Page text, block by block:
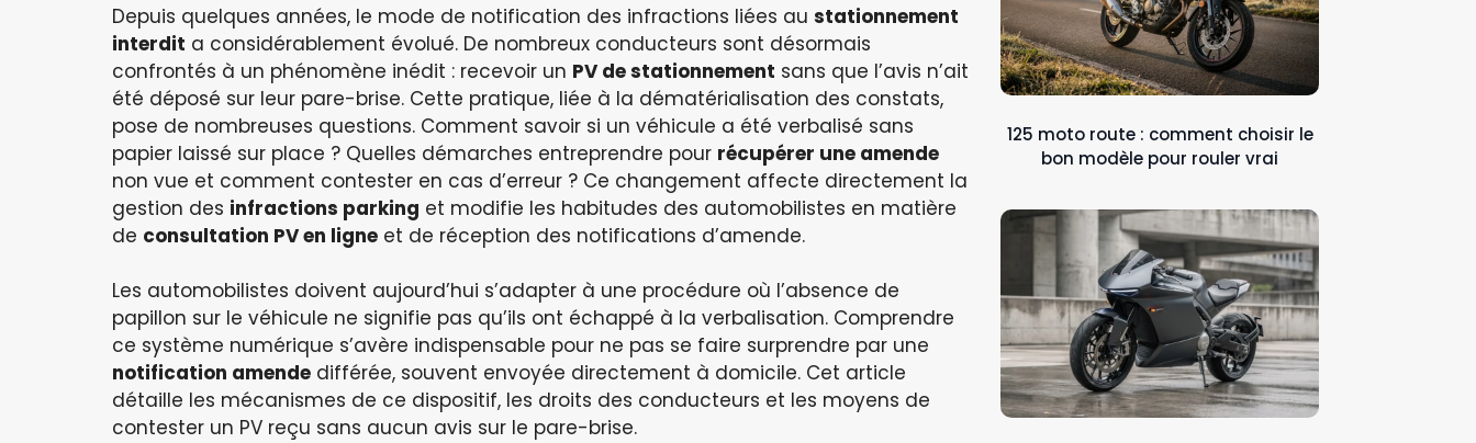
Depuis quelques années, le mode de notification des infractions liées au stationnement
interdit a considérablement évolué. De nombreux conducteurs sont désormais
confrontés à un phénomène inédit : recevoir un PV de stationnement sans que l’avis n’ait
été déposé sur leur pare-brise. Cette pratique, liée à la dématérialisation des constats,
pose de nombreuses questions. Comment savoir si un véhicule a été verbalisé sans
papier laissé sur place ? Quelles démarches entreprendre pour récupérer une amende
non vue et comment contester en cas d’erreur ? Ce changement affecte directement la
gestion des infractions parking et modifie les habitudes des automobilistes en matière
de consultation PV en ligne et de réception des notifications d’amende.
Les automobilistes doivent aujourd’hui s’adapter à une procédure où l’absence de
papillon sur le véhicule ne signifie pas qu’ils ont échappé à la verbalisation. Comprendre
ce système numérique s’avère indispensable pour ne pas se faire surprendre par une
notification amende différée, souvent envoyée directement à domicile. Cet article
détaille les mécanismes de ce dispositif, les droits des conducteurs et les moyens de
contester un PV reçu sans aucun avis sur le pare-brise.
125 moto route : comment choisir le
bon modèle pour rouler vrai